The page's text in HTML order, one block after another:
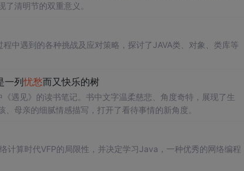
清明节的双重意义。
中遇到的各种挑战及应对策略，探讨了JAVA类、对象、类库等
一列忧愁而又快乐的树
遇见》的读书笔记。书中文字温柔慈悲、角度奇特，展现了生
母亲的细腻情感描写，打开了看待事情的新角度。
计算时代VFP的局限性，并决定学习Java，一种优秀的网络编程